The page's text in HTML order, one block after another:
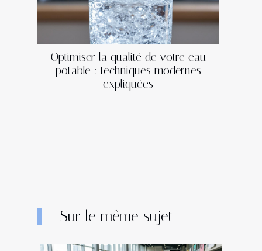
Optimiser la qualité de votre eau
potable : techniques modernes
expliquées
Sur le même sujet